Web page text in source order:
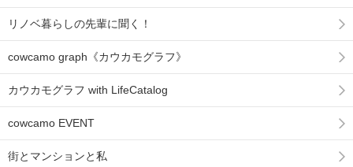
リノベ暮らしの先輩に聞く！
cowcamo graph《カウカモグラフ》
カウカモグラフ with LifeCatalog
cowcamo EVENT
街とマンションと私